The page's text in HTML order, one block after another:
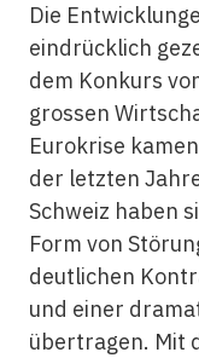
Die
eindrücklich
dem Konkurs
grossen
Eurokrise
der letzten
Schweiz haben
Form von
deutlichen
und einer
übertragen. Mit